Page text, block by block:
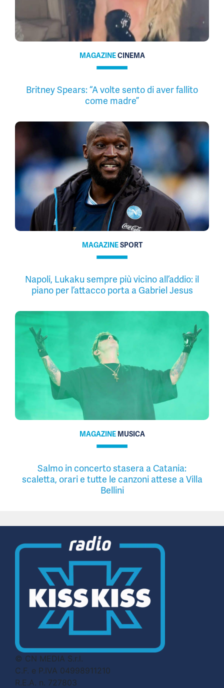
MAGAZINECINEMA
Britney Spears: “A volte sento di aver fallito
come madre”
MAGAZINESPORT
Napoli, Lukaku sempre più vicino all’addio: il
piano per l’attacco porta a Gabriel Jesus
MAGAZINE MUSICA
Salmo in concerto stasera a Catania:
scaletta, orari e tutte le canzoni attese a Villa
Bellini
© CN MEDIA S.r.l.
C.F. e P.IVA 04998911210
R.E.A. n. 727803